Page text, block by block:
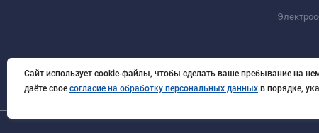
Сайт использует cookie-файлы, чтобы сделать ваше пребывание на
даёте свое согласие на обработку персональных данных в порядке,